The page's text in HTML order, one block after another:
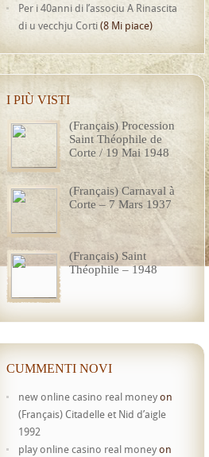
Per i 40anni di l’associu A Rinascita
di u vecchju Corti(8 Mi piace)
I PIÙ VISTI
(Français) Procession
Saint Théophile de
Corte / 19 Mai 1948
(Français) Carnaval à
Corte – 7 Mars 1937
(Français) Saint
Théophile – 1948
CUMMENTI NOVI
new online casino real moneyon
(Français) Citadelle et Nid d’aigle
1992
play online casino real moneyon